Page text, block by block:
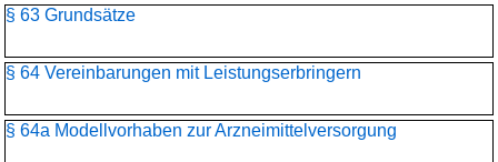
§ 63 Grundsätze
§ 64 Vereinbarungen mit Leistungserbringern
§ 64a Modellvorhaben zur Arzneimittelversorgung